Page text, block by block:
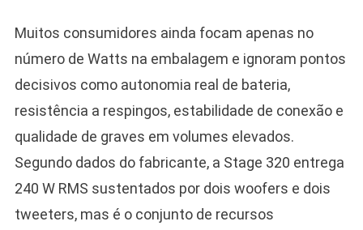
Muitos consumidores ainda focam apenas no
número de Watts na embalagem e ignoram pontos
decisivos como autonomia real de bateria,
resistência a respingos, estabilidade de conexão e
qualidade de graves em volumes elevados.
Segundo dados do fabricante, a Stage 320 entrega
240 W RMS sustentados por dois woofers e dois
tweeters, mas é o conjunto de recursos